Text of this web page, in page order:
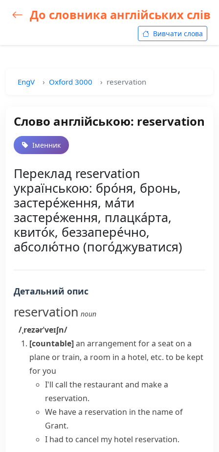
До словника англійських слів
Вивчати слова
EngV Oxford 3000 reservation
Слово англійською: reservation
Іменник
Переклад reservation
українською: бро́ня, бронь,
застере́ження, ма́ти
застере́ження, плацка́рта,
квито́к, беззапере́чно,
абсолю́тно (пого́джуватися)
Детальний опис
reservation noun
/ˌrezərˈveɪʃn/
[countable]an arrangement for a seat on a
plane or train, a room in a hotel, etc. to be kept
for you
I'll call the restaurant and make a
reservation.
We have a reservation in the name of
Grant.
I had to cancel my hotel reservation.